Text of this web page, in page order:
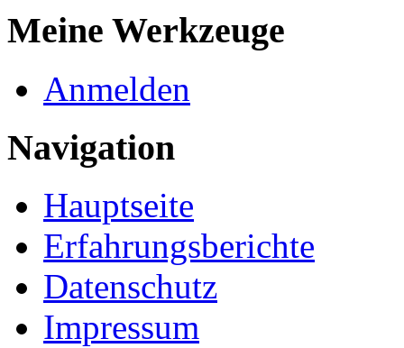
Meine Werkzeuge
Anmelden
Navigation
Hauptseite
Erfahrungsberichte
Datenschutz
Impressum